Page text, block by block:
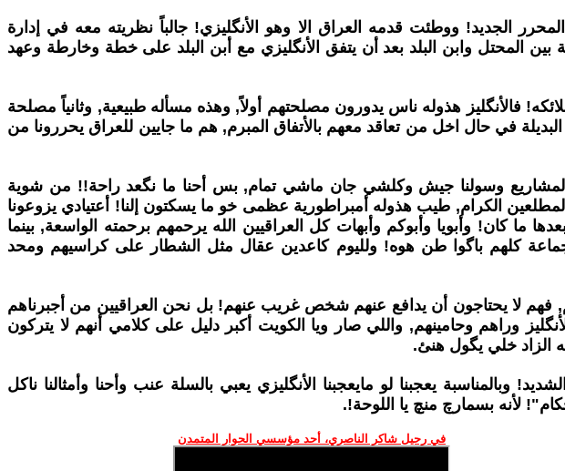
الجديد! ووطئت قدمه العراق الا وهو الأنگليزي! جالباً نظريته معه في إدارة
المحتل وابن البلد بعد أن يتفق الأنگليزي مع أبن البلد على خطة وخارطة وعهد
فالأنگليز هذوله ناس يدورون مصلحتهم أولاً, وهذه مسأله طبيعية, وثانياً مصلحة
في حال اخل من تعاقد معهم بالأتفاق المبرم, هم ما جايين للعراق يحررونا من
المشاريع وسولنا جيش وكلشي جان ماشي تمام, بس أحنا ما نگعد راحة!! من شوية
الكرام, طيب هذوله أمبراطورية عظمى خو ما يسكتون إلنا! أعتيادي يزوعونا
ما كان! وأبويا وأبوكم وأبهات كل العراقيين الله يرحمهم برحمته الواسعة, بينما
كلهم باگوا طن هوه! ولليوم كاعدين عقال مثل الشطار على كراسيهم ومحد
فهم لا يحتاجون أن يدافع عنهم شخص غريب عنهم! بل نحن العراقيين من أجبرناهم
وراهم وحامينهم, واللي صار ويا الكويت أكبر دليل على كلامي أنهم لا يتركون
الزاد خلي يگول هنئ.
وبالمناسبة يعجبنا لو مايعجبنا الأنگليزي يعبي بالسلة عنب وأحنا وأمثالنا ناكل
لأنه بسمارچ منچ يا اللوحة!.
في رحيل شاكر الناصري، أحد مؤسسي الحوار المتمدن